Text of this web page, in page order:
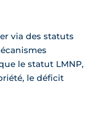
via des statuts
le statut LMNP,
le déficit